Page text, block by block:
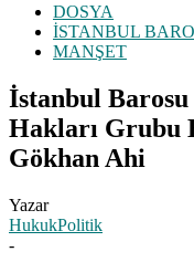
DOSYA
İSTANBUL
MANŞET
İstanbul
Hakları Grubu
Gökhan Ahi
Yazar
HukukPolitik
-